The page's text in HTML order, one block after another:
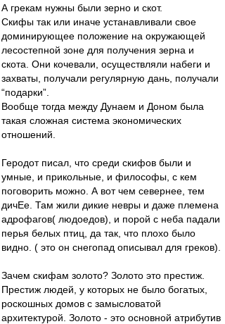
А грекам нужны были зерно и скот.
Скифы так или иначе устанавливали свое
доминирующее положение на окружающей
лесостепной зоне для получения зерна и
скота. Они кочевали, осуществляли набеги и
захваты, получали регулярную дань, получали
“подарки”.
Вообще тогда между Дунаем и Доном была
такая сложная система экономических
отношений.
Геродот писал, что среди скифов были и
умные, и прикольные, и философы, с кем
поговорить можно. А вот чем севернее, тем
дичЕе. Там жили дикие невры и даже племена
адрофагов( людоедов), и порой с неба падали
перья белых птиц, да так, что плохо было
видно. ( это он снегопад описывал для греков).
Зачем скифам золото? Золото это престиж.
Престиж людей, у которых не было богатых,
роскошных домов с замысловатой
архитектурой. Золото - это основной атрибутив